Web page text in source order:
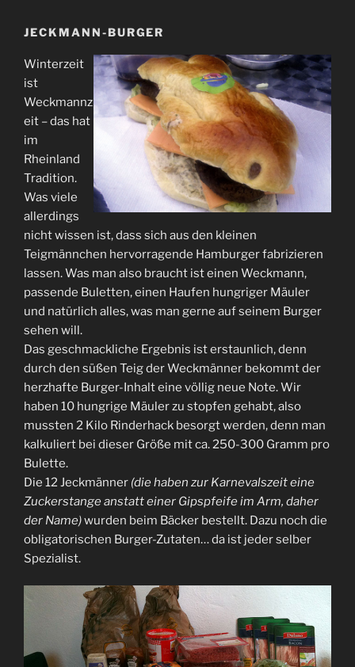
JECKMANN-BURGER
Winterzeit
ist
Weckmannz
eit – das hat
im
Rheinland
Tradition.
Was viele
allerdings
nicht wissen ist, dass sich aus den kleinen
Teigmännchen hervorragende Hamburger fabrizieren
lassen. Was man also braucht ist einen Weckmann,
passende Buletten, einen Haufen hungriger Mäuler
und natürlich alles, was man gerne auf seinem Burger
sehen will.
Das geschmackliche Ergebnis ist erstaunlich, denn
durch den süßen Teig der Weckmänner bekommt der
herzhafte Burger-Inhalt eine völlig neue Note. Wir
haben 10 hungrige Mäuler zu stopfen gehabt, also
mussten 2 Kilo Rinderhack besorgt werden, denn man
kalkuliert bei dieser Größe mit ca. 250-300 Gramm pro
Bulette.
Die 12 Jeckmänner (die haben zur Karnevalszeit eine
Zuckerstange anstatt einer Gipspfeife im Arm, daher
der Name)wurden beim Bäcker bestellt. Dazu noch die
obligatorischen Burger-Zutaten… da ist jeder selber
Spezialist.